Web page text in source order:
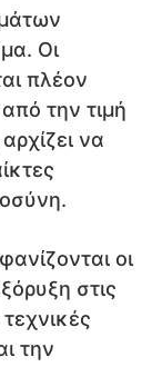
Οι
πλέον
την τιμή
να
οι
στις
την